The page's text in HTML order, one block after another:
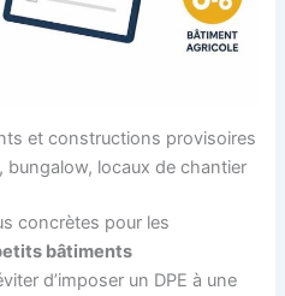
et constructions provisoires
bungalow, locaux de chantier
concrètes pour les
bâtiments
d’imposer un DPE à une